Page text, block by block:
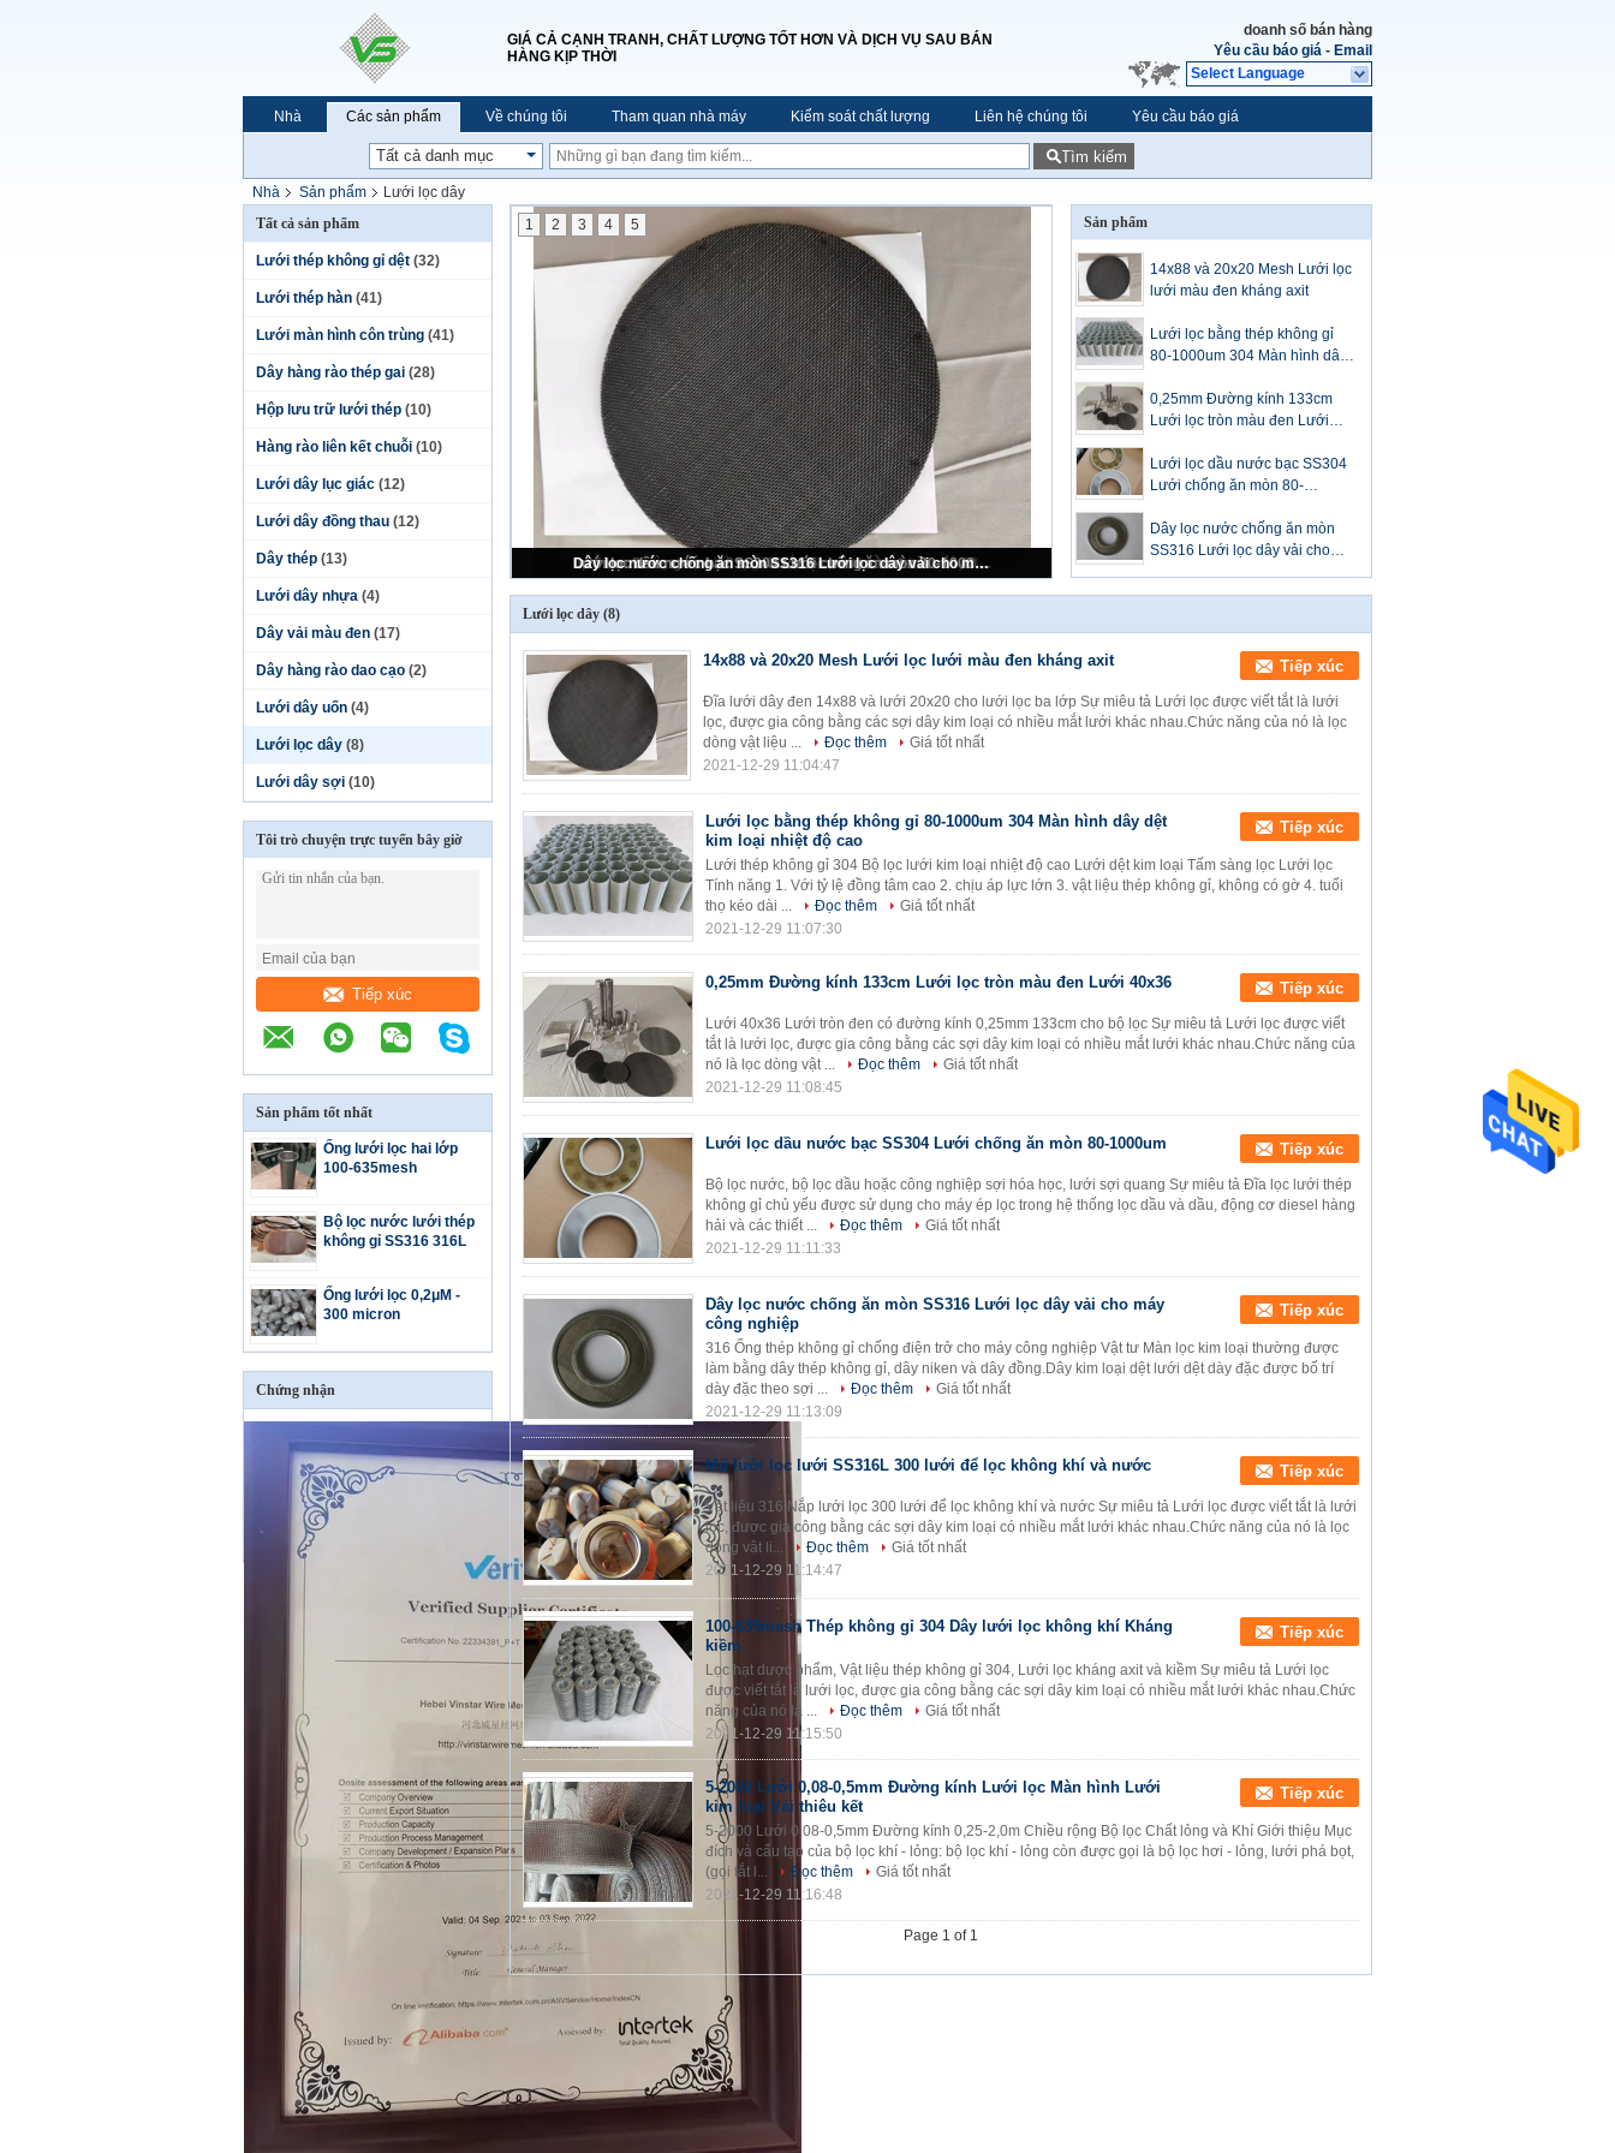
GIÁ CẢ CẠNH TRANH, CHẤT LƯỢNG TỐT HƠN VÀ DỊCH VỤ SAU BÁN
HÀNG KỊP THỜI
doanh số bán hàng
Yêu cầu báo giá - Email
Select Language
Nhà Các sản phẩm Về chúng tôi Tham quan nhà máy Kiểm soát chất lượng Liên hệ chúng tôi Yêu cầu báo giá
Tìm kiếm
Nhà Sản phẩm
Lưới lọc dây
Tất cả sản phẩm
Lưới thép không gỉ dệt (32)
Lưới thép hàn (41)
Lưới màn hình côn trùng (41)
Dây hàng rào thép gai (28)
Hộp lưu trữ lưới thép (10)
Hàng rào liên kết chuỗi (10)
Lưới dây lục giác (12)
Lưới dây đồng thau (12)
Dây thép (13)
Lưới dây nhựa (4)
Dây vải màu đen (17)
Dây hàng rào dao cạo (2)
Lưới dây uốn (4)
Lưới lọc dây (8)
Lưới dây sợi (10)
Tôi trò chuyện trực tuyến bây giờ
Tiếp xúc
Sản phẩm tốt nhất
Ống lưới lọc hai lớp
100-635mesh
Bộ lọc nước lưới thép
không gỉ SS316 316L
Ống lưới lọc 0,2μM -
300 micron
Chứng nhận
14x88 và 20x20 Mesh Lưới lọc lưới màu đen kháng axit
1 2 3 4 5 Sản phẩm
14x88 và 20x20 Mesh Lưới lọc
lưới màu đen kháng axit
Lưới lọc bằng thép không gỉ
80-1000um 304 Màn hình dây
0,25mm Đường kính 133cm
Lưới lọc tròn màu đen Lưới
Lưới lọc dầu nước bạc SS304
Lưới chống ăn mòn 80-
Dây lọc nước chống ăn mòn
SS316 Lưới lọc dây vải cho
Lưới lọc dây (8)
14x88 và 20x20 Mesh Lưới lọc lưới màu đen kháng axit Tiếp xúc
Đĩa lưới dây đen 14x88 và lưới 20x20 cho lưới lọc ba lớp Sự miêu tả Lưới lọc được viết tắt là lưới
lọc, được gia công bằng các sợi dây kim loại có nhiều mắt lưới khác nhau.Chức năng của nó là lọc
dòng vật liệu ...
Đọc thêm
Giá tốt nhất
2021-12-29 11:04:47
Lưới lọc bằng thép không gỉ 80-1000um 304 Màn hình dây dệt
kim loại nhiệt độ cao
Tiếp xúc
Lưới thép không gỉ 304 Bộ lọc lưới kim loại nhiệt độ cao Lưới dệt kim loại Tấm sàng lọc Lưới lọc
Tính năng 1. Với tỷ lệ đồng tâm cao 2. chịu áp lực lớn 3. vật liệu thép không gỉ, không có gờ 4. tuổi
thọ kéo dài ...
Đọc thêm
Giá tốt nhất
2021-12-29 11:07:30
0,25mm Đường kính 133cm Lưới lọc tròn màu đen Lưới 40x36 Tiếp xúc
Lưới 40x36 Lưới tròn đen có đường kính 0,25mm 133cm cho bộ lọc Sự miêu tả Lưới lọc được viết
tắt là lưới lọc, được gia công bằng các sợi dây kim loại có nhiều mắt lưới khác nhau.Chức năng của
nó là lọc dòng vật ...
Đọc thêm
Giá tốt nhất
2021-12-29 11:08:45
Lưới lọc dầu nước bạc SS304 Lưới chống ăn mòn 80-1000um Tiếp xúc
Bộ lọc nước, bộ lọc dầu hoặc công nghiệp sợi hóa học, lưới sợi quang Sự miêu tả Đĩa lọc lưới thép
không gỉ chủ yếu được sử dụng cho máy ép lọc trong hệ thống lọc dầu và dầu, động cơ diesel hàng
hải và các thiết ...
Đọc thêm
Giá tốt nhất
2021-12-29 11:11:33
Dây lọc nước chống ăn mòn SS316 Lưới lọc dây vải cho máy
công nghiệp
Tiếp xúc
316 Ống thép không gỉ chống điện trở cho máy công nghiệp Vật tư Màn lọc kim loại thường được
làm bằng dây thép không gỉ, dây niken và dây đồng.Dây kim loại dệt lưới dệt dày đặc được bố trí
dày đặc theo sợi ...
Đọc thêm
Giá tốt nhất
2021-12-29 11:13:09
Mũ lưới lọc lưới SS316L 300 lưới để lọc không khí và nước Tiếp xúc
Vật liệu 316 Nắp lưới lọc 300 lưới để lọc không khí và nước Sự miêu tả Lưới lọc được viết tắt là lưới
lọc, được gia công bằng các sợi dây kim loại có nhiều mắt lưới khác nhau.Chức năng của nó là lọc
dòng vật li...
Đọc thêm
Giá tốt nhất
2021-12-29 11:14:47
100-635mesh Thép không gỉ 304 Dây lưới lọc không khí Kháng
kiềm
Tiếp xúc
Lọc hạt dược phẩm, Vật liệu thép không gỉ 304, Lưới lọc kháng axit và kiềm Sự miêu tả Lưới lọc
được viết tắt là lưới lọc, được gia công bằng các sợi dây kim loại có nhiều mắt lưới khác nhau.Chức
năng của nó là ...
Đọc thêm
Giá tốt nhất
2021-12-29 11:15:50
5-2000 Lưới 0,08-0,5mm Đường kính Lưới lọc Màn hình Lưới
kim loại Vải thiêu kết
Tiếp xúc
5-2000 Lưới 0,08-0,5mm Đường kính 0,25-2,0m Chiều rộng Bộ lọc Chất lỏng và Khí Giới thiệu Mục
đích và cấu tạo của bộ lọc khí - lỏng: bộ lọc khí - lỏng còn được gọi là bộ lọc hơi - lỏng, lưới phá bọt,
(gọi tắt l...
Đọc thêm
Giá tốt nhất
2021-12-29 11:16:48
Page 1 of 1